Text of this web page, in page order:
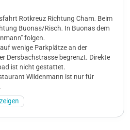
Rotkreuz Richtung Cham. Beim
Buonas/Risch. In Buonas dem
folgen.
wenige Parkplätze an der
Dersbachstrasse begrenzt. Direkte
ist nicht gestattet.
Wildenmann ist nur für